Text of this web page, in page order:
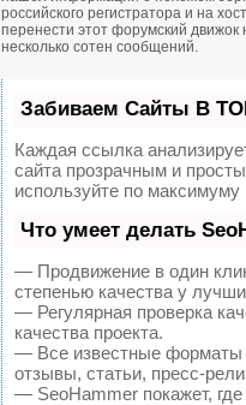
российского регистратора и на
перенести этот форумский
несколько сотен сообщений.
Забиваем Сайты В
Каждая ссылка
сайта прозрачным и
используйте по
Что умеет делать
— Продвижение в один
степенью качества у
— Регулярная проверка
качества проекта.
— Все известные форматы
отзывы, статьи, пресс-
— SeoHammer покажет,